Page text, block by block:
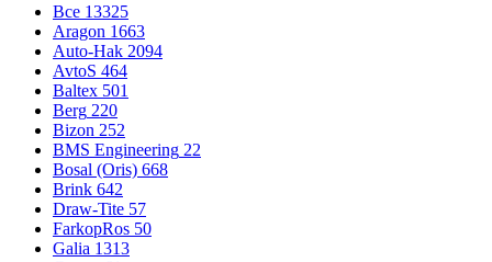
Все 13325
Aragon 1663
Auto-Hak 2094
AvtoS 464
Baltex 501
Berg 220
Bizon 252
BMS Engineering 22
Bosal (Oris) 668
Brink 642
Draw-Tite 57
FarkopRos 50
Galia 1313